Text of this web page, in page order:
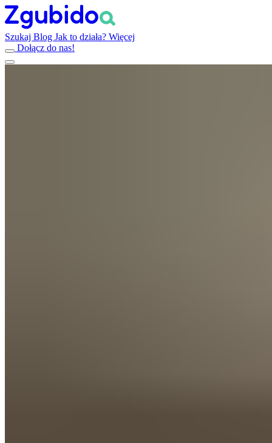
Szukaj Blog Jak to działa? Więcej
Dołącz do nas!